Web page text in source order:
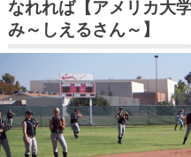
なれれば【アメリカ大
み～しえるさん～】